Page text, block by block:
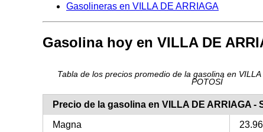
Gasolineras en VILLA DE ARRIAGA
Gasolina hoy en VILLA DE
Tabla de los precios promedio de la gasolina en VILLA
POTOSÍ
Precio de la gasolina en VILLA DE ARRIAGA -
Magna
23.96